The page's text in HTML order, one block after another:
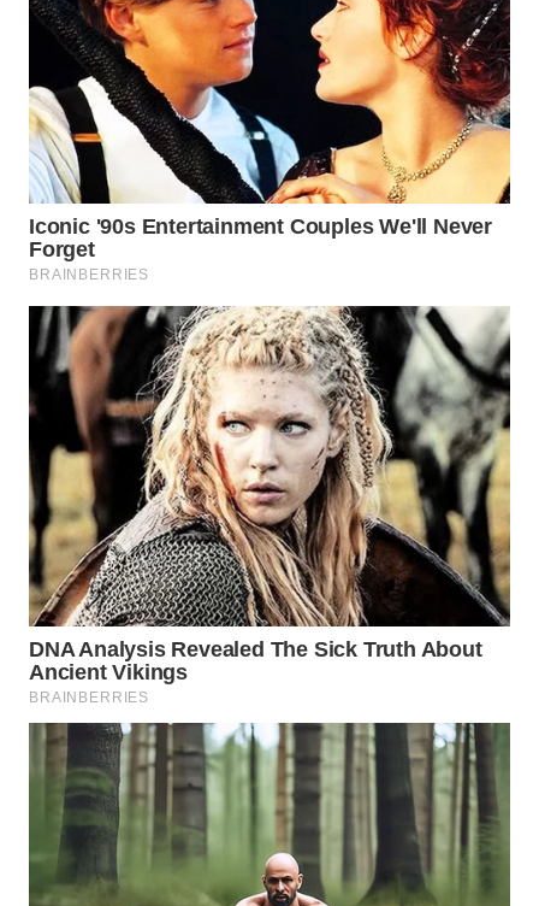
WN
MANDALIKA
WN
LIKUPANG
LABUANBAJO
WN
BORNEO
Wahana
Media
Group
WAHANA
NEWS
WAHANA
TANI
WAHANA
ADVOKAT
WAHANA
INFRASTRUKTUR
WAHANA
KONSUMEN